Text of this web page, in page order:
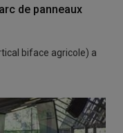
de panneaux
biface agricole) a